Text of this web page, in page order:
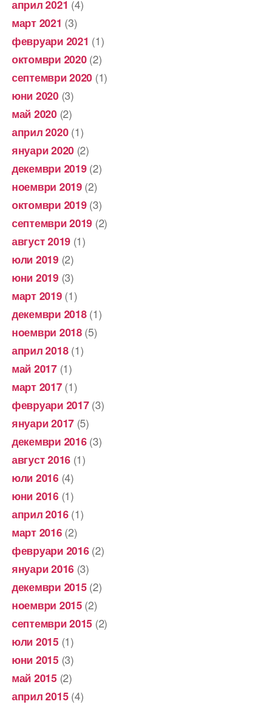
април 2021 (4)
март 2021 (3)
февруари 2021 (1)
октомври 2020(2)
септември 2020 (1)
юни 2020(3)
май 2020(2)
април 2020(1)
януари 2020 (2)
декември 2019(2)
ноември 2019(2)
октомври 2019(3)
септември 2019 (2)
август 2019 (1)
юли 2019(2)
юни 2019(3)
март 2019(1)
декември 2018(1)
ноември 2018(5)
април 2018(1)
май 2017(1)
март 2017(1)
февруари 2017(3)
януари 2017 (5)
декември 2016(3)
август 2016 (1)
юли 2016(4)
юни 2016(1)
април 2016(1)
март 2016(2)
февруари 2016(2)
януари 2016 (3)
декември 2015(2)
ноември 2015(2)
септември 2015 (2)
юли 2015(1)
юни 2015(3)
май 2015(2)
април 2015(4)